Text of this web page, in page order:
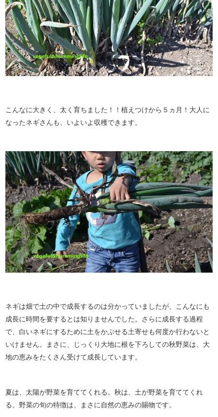
こんなに大きく、太く育ちました！！植えつけから５ヵ月！大人に
なったネギさんも、いよいよ収穫できます。
ネギは畑で土の中で成長するのは分かっていましたが、こんなにも
成長に時間を要するとは知りませんでした。さらに成長する過程
で、白いネギにするために土をかぶせる土寄せも何度か行わないと
いけません。まさに、じっくり大地に根を下ろしての秋野菜は、大
地の恵みをたくさん受けて成長しています。
夏は、太陽が野菜を育ててくれる。秋は、土が野菜を育ててくれ
る。野菜の旬の特徴は、まさに自然の恵みの賜物です。